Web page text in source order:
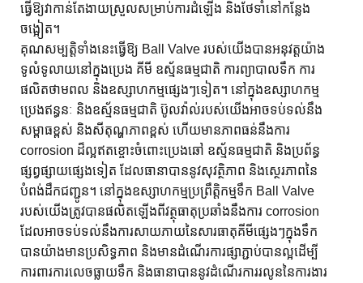
ធ្វើឱ្យវាកាន់តែងាយស្រួលសម្រាប់ការដំឡើង និងថែទាំនៅកន្លែង
ចង្អៀត។
គុណសម្បត្តិទាំងនេះធ្វើឱ្យ Ball Valve របស់យើងបានអនុវត្តយ៉ាង
ទូលំទូលាយនៅក្នុងប្រេង គីមី ឧស្ម័នធម្មជាតិ ការព្យាបាលទឹក ការ
ផលិតថាមពល និងឧស្សាហកម្មផ្សេងៗទៀត។ នៅក្នុងឧស្សាហកម្ម
ប្រេងឥន្ធនៈ និងឧស្ម័នធម្មជាតិ ប៊ូលវ៉ាល់របស់យើងអាចទប់ទល់នឹង
សម្ពាធខ្ពស់ និងសីតុណ្ហភាពខ្ពស់ ហើយមានភាពធន់នឹងការ
corrosion ដ៏ល្អឥតខ្ចោះចំពោះប្រេងឆៅ ឧស្ម័នធម្មជាតិ និងប្រព័ន្ធ
ផ្សព្វផ្សាយផ្សេងទៀត ដែលធានាបាននូវសុវត្ថិភាព និងស្ថេរភាពនៃ
បំពង់ដឹកជញ្ជូន។ នៅក្នុងឧស្សាហកម្មប្រព្រឹត្តិកម្មទឹក Ball Valve
របស់យើងត្រូវបានផលិតឡើងពីវត្ថុធាតុប្រឆាំងនឹងការ corrosion
ដែលអាចទប់ទល់នឹងការសាយភាយនៃសារធាតុគីមីផ្សេងៗក្នុងទឹក
បានយ៉ាងមានប្រសិទ្ធភាព និងមានដំណើរការផ្សាភ្ជាប់បានល្អដើម្បី
ការពារការលេចធ្លាយទឹក និងធានាបាននូវដំណើរការរលូននៃការងារ